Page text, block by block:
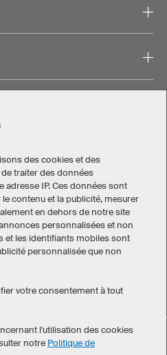
Canada
de confidentialité
des cookies
de vente
homme R5 Pro TS a obtenu une note
des cookies et des
traiter des données
adresse IP. Ces données sont
contenu et la publicité, mesurer
en dehors de notre site
personnalisées et non
et les identifiants mobiles sont
personnalisée que non
votre consentement à tout
l'utilisation des cookies
notre Politique de